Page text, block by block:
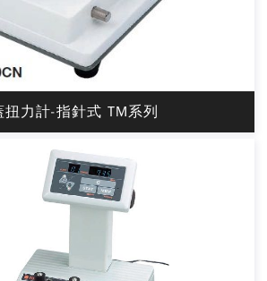
扭力計-指針式 TM系列